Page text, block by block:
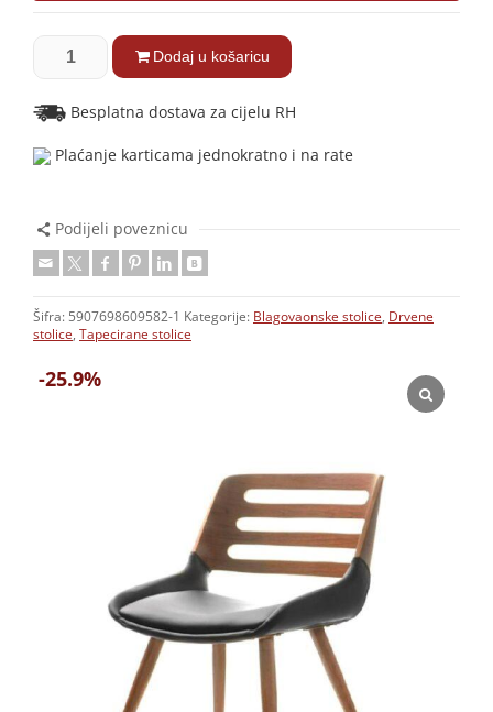
-25.9%
Dodaj u košaricu
Besplatna dostava za cijelu RH
Plaćanje karticama jednokratno i na rate
Podijeli poveznicu
Šifra: 5907698609582-1 Kategorije: Blagovaonske stolice, Drvene
stolice, Tapecirane stolice